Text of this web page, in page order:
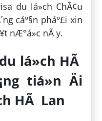
du lá»ch ChÃ¢u
cáº§n pháº£i xin
nÆ°á»c nÃ y.
lá»ch HÃ
tiá»n Äi
HÃ Lan